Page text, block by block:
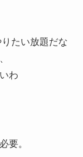
たい放題だな
わ
要。